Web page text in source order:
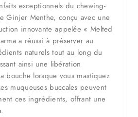
exceptionnels du chewing-
Ginjer Menthe, conçu avec une
innovante appelée « Melted
a réussi à préserver au
naturels tout au long du
ainsi une libération
bouche lorsque vous mastiquez
muqueuses buccales peuvent
ces ingrédients, offrant une